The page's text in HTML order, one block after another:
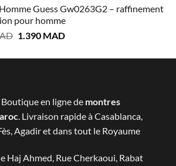
était :
3.100 MAD.
est :
1.600 MAD.
Guess Gw0263G2 – raffinement
pour homme
Le
initial
1.390 MADLe
actuel
en ligne de montres
. Livraison rapide à Casablanca,
Agadir et dans tout le Royaume
Haj Ahmed, Rue Cherkaoui, Rabat